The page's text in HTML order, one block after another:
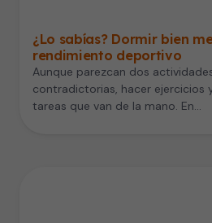
¿Lo sabías? Dormir bien
rendimiento deportivo
Aunque parezcan dos
contradictorias, hacer ejercicios
tareas que van de la mano. En…